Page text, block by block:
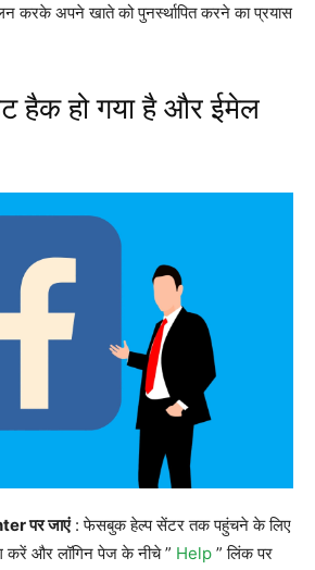
करके अपने खाते को पुनर्स्थापित करने का प्रयास
हैक हो गया है और ईमेल
पर जाएं: फेसबुक हेल्प सेंटर तक पहुंचने के लिए
करें और लॉगिन पेज के नीचे ” Help ” लिंक पर